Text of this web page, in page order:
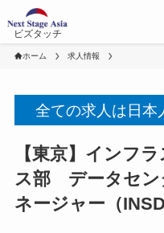
ビズタッチ
ホーム 求人情報
全ての求人は日本
【東京】インフ
ス部 データセン
ネージャー（INSD